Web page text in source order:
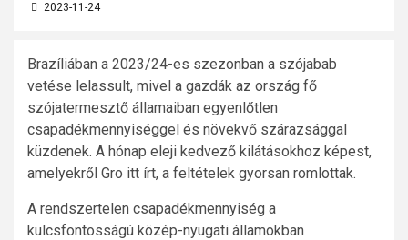
2023-11-24
Brazíliában a 2023/24-es szezonban a szójabab
vetése lelassult, mivel a gazdák az ország fő
szójatermesztő államaiban egyenlőtlen
csapadékmennyiséggel és növekvő szárazsággal
küzdenek. A hónap eleji kedvező kilátásokhoz képest,
amelyekről Gro itt írt, a feltételek gyorsan romlottak.
A rendszertelen csapadékmennyiség a
kulcsfontosságú közép-nyugati államokban